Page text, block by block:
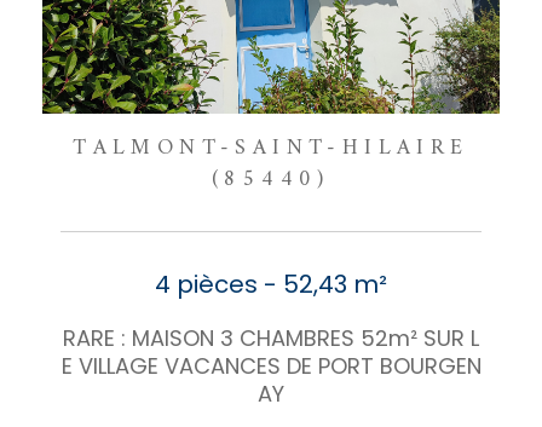
TALMONT-SAINT-HILAIRE
(85440)
4 pièces - 52,43 m²
RARE : MAISON 3 CHAMBRES 52m² SUR L
E VILLAGE VACANCES DE PORT BOURGEN
AY